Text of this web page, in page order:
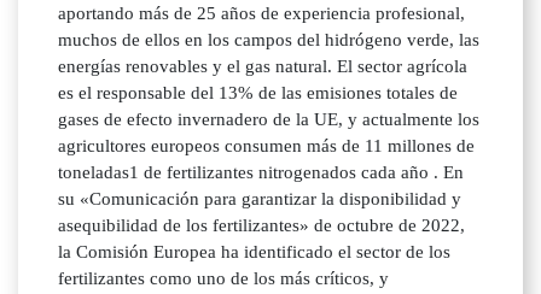
aportando más de 25 años de experiencia profesional,
muchos de ellos en los campos del hidrógeno verde, las
energías renovables y el gas natural. El sector agrícola
es el responsable del 13% de las emisiones totales de
gases de efecto invernadero de la UE, y actualmente los
agricultores europeos consumen más de 11 millones de
toneladas1 de fertilizantes nitrogenados cada año . En
su «Comunicación para garantizar la disponibilidad y
asequibilidad de los fertilizantes» de octubre de 2022,
la Comisión Europea ha identificado el sector de los
fertilizantes como uno de los más críticos, y